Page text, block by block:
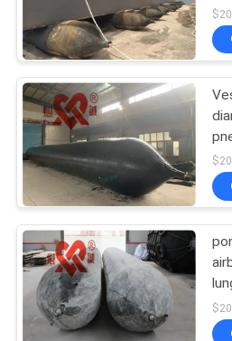
Cuscini
riempiti di
piuma
Cuscini
gomma di D
il